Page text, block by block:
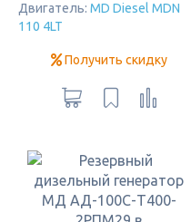
Двигатель: MD Diesel MDN
110 4LT
Получить скидку